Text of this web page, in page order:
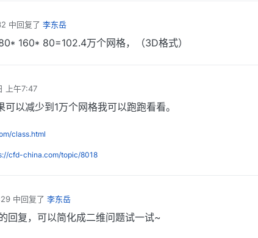
中回复了 李东岳
160* 80=102.4万个网格，（3D格式）
上午7:47
以减少到1万个网格我可以跑跑看看。
class.html
cfd-china.com/topic/8018
中回复了 李东岳
回复，可以简化成二维问题试一试~